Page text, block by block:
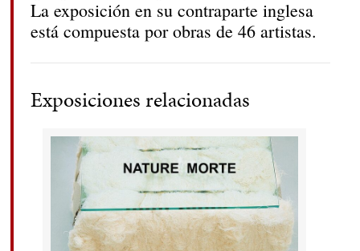
La exposición en su contraparte inglesa
está compuesta por obras de 46 artistas.
Exposiciones relacionadas